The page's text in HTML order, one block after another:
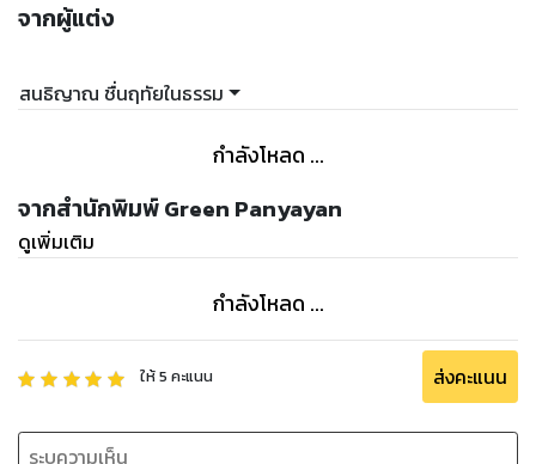
จากผู้แต่ง
สนธิญาณ ชื่นฤทัยในธรรม
กำลังโหลด ...
จากสำนักพิมพ์ Green Panyayan
ดูเพิ่มเติม
กำลังโหลด ...
ให้5 คะแนน ส่งคะแนน